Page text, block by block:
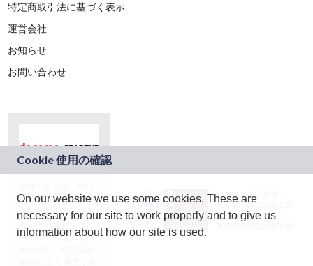
特定商取引法に基づく表示
運営会社
お知らせ
お問い合わせ
ドコモグループの新
規事業創出プログラ
ム「docomo
STARTUP」を通じて
JASRAC許諾番号：
9024936001Y45037
JASRAC許諾番号：
On our website we use some cookies. These are
necessary for our site to work properly and to give us
information about how our site is used.